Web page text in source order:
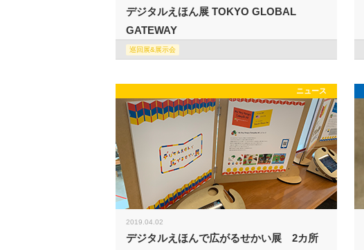
デジタルえほん展 TOKYO GLOBAL
GATEWAY
巡回展&展示会
ニュース
2019.04.02
デジタルえほんで広がるせかい展 2カ所